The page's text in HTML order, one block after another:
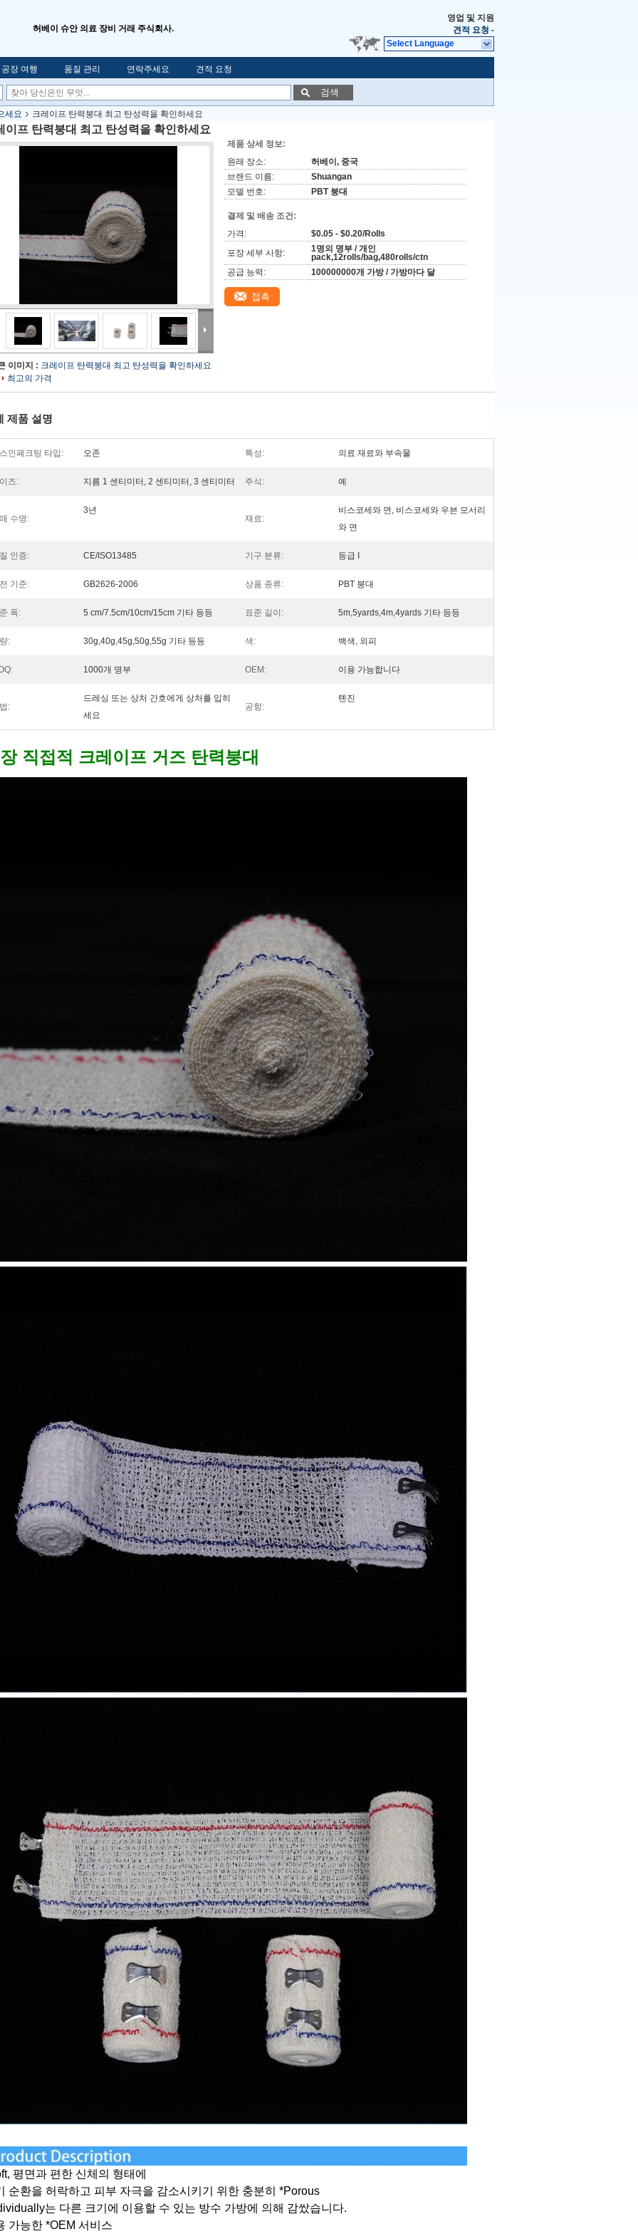
허베이 슈안 의료 장비 거래 주식회사.
영업 및 지원
견적 요청 -
Select Language
공장 여행 품질 관리 연락주세요 견적 요청
검색
세요
크레이프 탄력붕대 최고 탄성력을 확인하세요
이프 탄력붕대 최고 탄성력을 확인하세요
이미지 : 크레이프 탄력붕대 최고 탄성력을 확인하세요
최고의 가격
제품 상세 정보:
원래 장소:
허베이, 중국
브랜드 이름:
Shuangan
모델 번호:
PBT 붕대
결제 및 배송 조건:
가격:
$0.05 - $0.20/Rolls
포장 세부 사항:
1명의 명부 / 개인
pack,12rolls/bag,480rolls/ctn
공급 능력:
100000000개 가방 / 가방마다 달
접촉
제품 설명
인페크팅 타입: 오존 특성: 의료 재료와 부속물
즈: 지름 1 센티미터, 2 센티미터, 3 센티미터 주식: 예
수명:
3년
재료:
비스코세와 면, 비스코세와 우븐 모서리
와 면
인증: CE/ISO13485 기구 분류: 등급 I
기준: GB2626-2006 상품 종류: PBT 붕대
폭: 5 cm/7.5cm/10cm/15cm 기타 등등 표준 길이: 5m,5yards,4m,4yards 기타 등등
: 30g,40g,45g,50g,55g 기타 등등 색: 백색, 외피
1000개 명부 OEM: 이용 가능합니다
:
드레싱 또는 상처 간호에게 상처를 입히
세요
공항:
톈진
직접적 크레이프 거즈 탄력붕대
평면과 편한 신체의 형태에
순환을 허락하고 피부 자극을 감소시키기 위한 충분히 *Porous
는 다른 크기에 이용할 수 있는 방수 가방에 의해 감쌌습니다.
가능한 *OEM 서비스